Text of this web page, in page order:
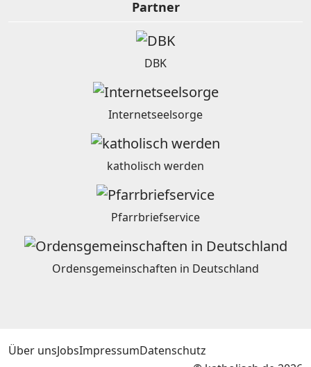
Partner
DBK
Internetseelsorge
katholisch werden
Pfarrbriefservice
Ordensgemeinschaften in Deutschland
Über unsJobsImpressumDatenschutz